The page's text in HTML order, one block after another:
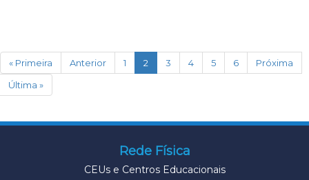
« Primeira Anterior 1 2 (current)
3 4 5 6
Próxima
Última »
Rede Física
CEUs e Centros Educacionais